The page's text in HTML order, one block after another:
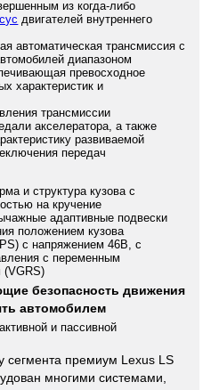
из когда-либо
двигателей внутреннего
автоматическая трансмиссия с
диапазоном
превосходное
характеристик и
трансмиссии
акселератора, а также
развиваемой
передач
и структура кузова с
на кручение
адаптивные подвески
положением кузова
с напряжением 46В, с
с переменным
(VGRS)
безопасность движения
автомобилем
и пассивной
сегмента премиум Lexus LS
многими системами,